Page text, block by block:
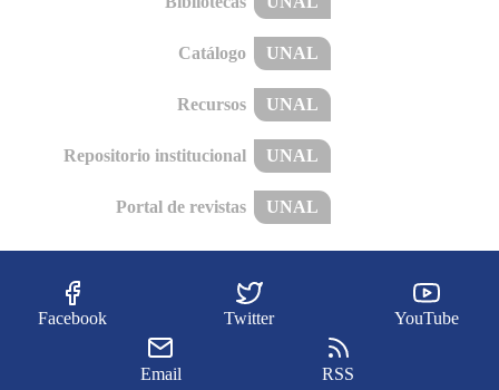
Catálogo UNAL
Recursos UNAL
Repositorio institucional UNAL
Portal de revistas UNAL
Facebook Twitter YouTube
Email RSS